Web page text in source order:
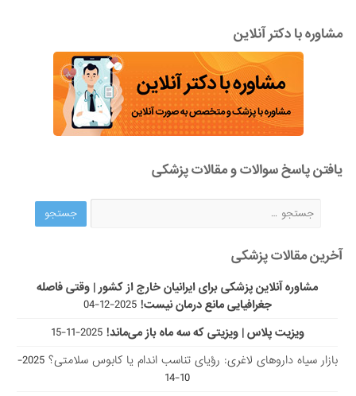
مشاوره با دکتر آنلاین
یافتن پاسخ سوالات و مقالات پزشکی
آخرین مقالات پزشکی
مشاوره آنلاین پزشکی برای ایرانیان خارج از کشور | وقتی فاصله
جغرافیایی مانع درمان نیست! 2025-12-04
ویزیت پلاس | ویزیتی که سه ماه باز می‌ماند! 2025-11-15
بازار سیاه داروهای لاغری: رؤیای تناسب اندام یا کابوس سلامتی؟
2025-
10-14